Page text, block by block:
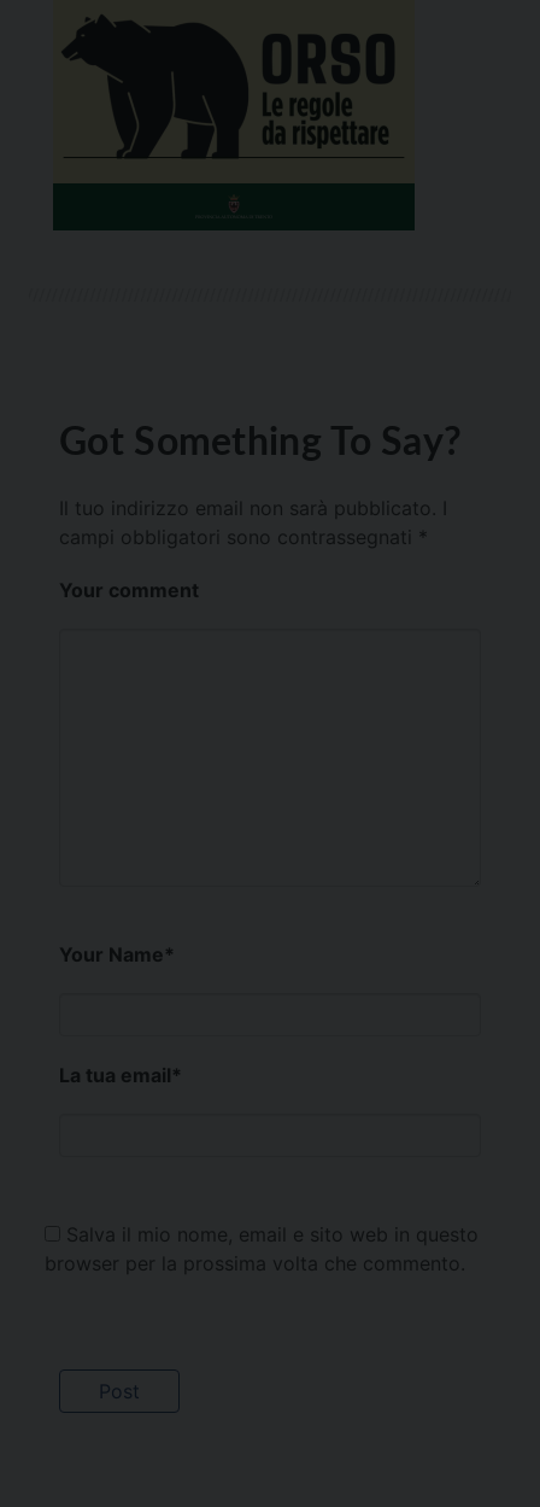
Got Something To Say?
Il tuo indirizzo email non sarà pubblicato.
campi obbligatori sono contrassegnati *
Your comment
Your Name*
La tua email*
Salva il mio nome, email e sito web in questo
browser per la prossima volta che commento.